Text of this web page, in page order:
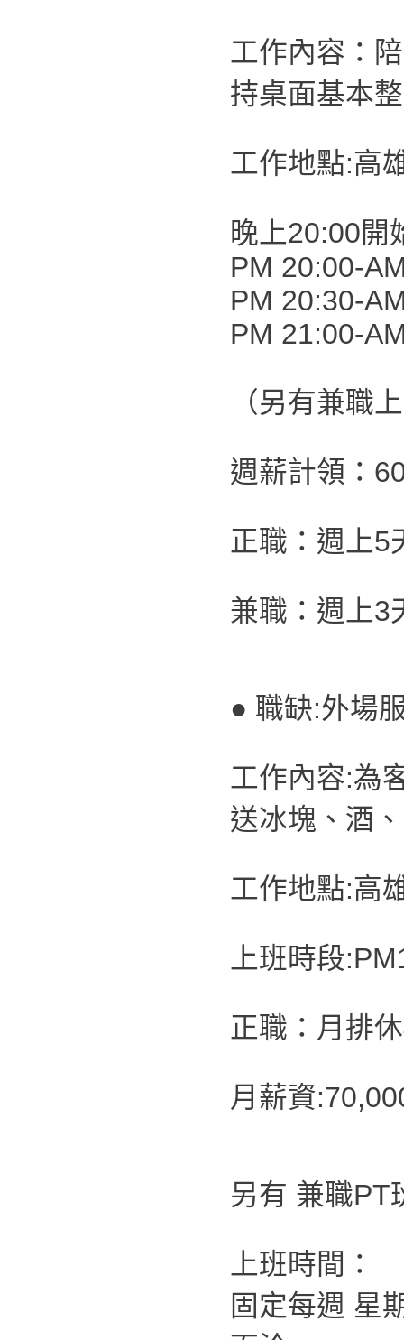
工作內容：
持桌面基本
工作地點:高
晚上20:00開
PM 20:00-
PM 20:30-
PM 21:00-
（另有兼職
週薪計領：
正職：週上5
兼職：週上3
● 職缺:外場
工作內容:為
送冰塊、酒
工作地點:高
上班時段
正職：月排
月薪資
另有 兼職PT
上班時間：
固定每週 星